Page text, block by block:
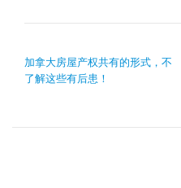
加拿大房屋产权共有的形式，不
了解这些有后患！